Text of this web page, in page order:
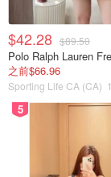
$42.28 $89.50
之前$66.96
Sporting Life CA (CA)
5